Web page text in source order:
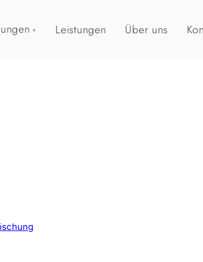
▾ Leistungen Über uns